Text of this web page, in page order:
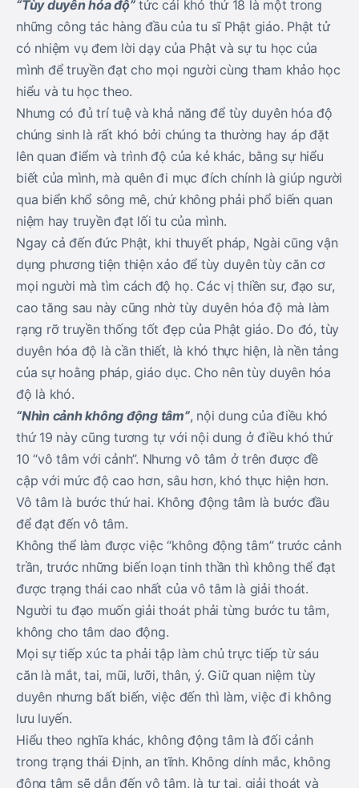
“Tùy duyên hóa độ”tức cái khó thứ 18 là một trong
những công tác hàng đầu của tu sĩ Phật giáo. Phật tử
có nhiệm vụ đem lời dạy của Phật và sự tu học của
mình để truyền đạt cho mọi người cùng tham khảo học
hiểu và tu học theo.
Nhưng có đủ trí tuệ và khả năng để tùy duyên hóa độ
chúng sinh là rất khó bởi chúng ta thường hay áp đặt
lên quan điểm và trình độ của kẻ khác, bằng sự hiểu
biết của mình, mà quên đi mục đích chính là giúp người
qua biển khổ sông mê, chứ không phải phổ biến quan
niệm hay truyền đạt lối tu của mình.
Ngay cả đến đức Phật, khi thuyết pháp, Ngài cũng vận
dụng phương tiện thiện xảo để tùy duyên tùy căn cơ
mọi người mà tìm cách độ họ. Các vị thiền sư, đạo sư,
cao tăng sau này cũng nhờ tùy duyên hóa độ mà làm
rạng rỡ truyền thống tốt đẹp của Phật giáo. Do đó, tùy
duyên hóa độ là cần thiết, là khó thực hiện, là nền tảng
của sự hoằng pháp, giáo dục. Cho nên tùy duyên hóa
độ là khó.
“Nhìn cảnh không động tâm”, nội dung của điều khó
thứ 19 này cũng tương tự với nội dung ở điều khó thứ
10 “vô tâm với cảnh”. Nhưng vô tâm ở trên được đề
cập với mức độ cao hơn, sâu hơn, khó thực hiện hơn.
Vô tâm là bước thứ hai. Không động tâm là bước đầu
để đạt đến vô tâm.
Không thể làm được việc “không động tâm” trước cảnh
trần, trước những biến loạn tinh thần thì không thể đạt
được trạng thái cao nhất của vô tâm là giải thoát.
Người tu đạo muốn giải thoát phải từng bước tu tâm,
không cho tâm dao động.
Mọi sự tiếp xúc ta phải tập làm chủ trực tiếp từ sáu
căn là mắt, tai, mũi, lưỡi, thân, ý. Giữ quan niệm tùy
duyên nhưng bất biến, việc đến thì làm, việc đi không
lưu luyến.
Hiểu theo nghĩa khác, không động tâm là đối cảnh
trong trạng thái Định, an tĩnh. Không dính mắc, không
động tâm sẽ dẫn đến vô tâm, là tự tại, giải thoát và